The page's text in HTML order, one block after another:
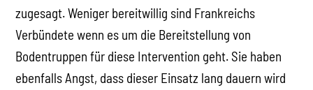
zugesagt. Weniger bereitwillig sind Frankreichs
Verbündete wenn es um die Bereitstellung von
Bodentruppen für diese Intervention geht. Sie haben
ebenfalls Angst, dass dieser Einsatz lang dauern wird